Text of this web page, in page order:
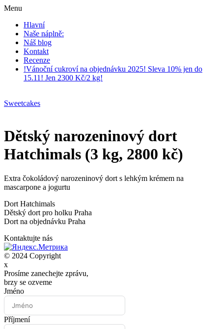
Menu
Hlavní
Naše náplně:
Náš blog
Kontakt
Recenze
!Vánoční cukroví na objednávku 2025! Sleva 10% jen do
15.11! Jen 2300 Kč/2 kg!
Sweetcakes
Dětský narozeninový dort
Hatchimals (3 kg, 2800 kč)
Extra čokoládový narozeninový dort s lehkým krémem na
mascarpone a jogurtu
Dort Hatchimals
Dětský dort pro holku Praha
Dort na objednávku Praha
Kontaktujte nás
© 2024 Copyright
x
Prosíme zanechejte zprávu,
brzy se ozveme
Jméno
Příjmení